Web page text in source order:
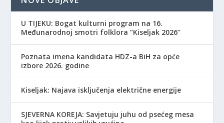
​U TIJEKU: Bogat kulturni program na 16.
Međunarodnoj smotri folklora “Kiseljak 2026”
Poznata imena kandidata HDZ-a BiH za opće
izbore 2026. godine
Kiseljak: Najava isključenja električne energije
SJEVERNA KOREJA: Savjetuju juhu od psećeg mesa